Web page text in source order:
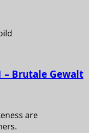
– Brutale Gewalt
are